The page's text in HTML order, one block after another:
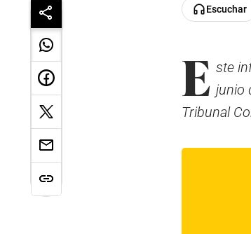
Escuchar
E ste
junio
Tribunal